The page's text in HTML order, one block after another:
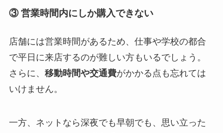
③ 営業時間内にしか購入できない
店舗には営業時間があるため、仕事や学校の都合
で平日に来店するのが難しい方もいるでしょう。
さらに、 移動時間や交通費がかかる点も忘れては
いけません。
一方、ネットなら深夜でも早朝でも、思い立った